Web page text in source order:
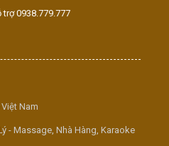
0938.779.777
Nam
- Massage, Nhà Hàng, Karaoke